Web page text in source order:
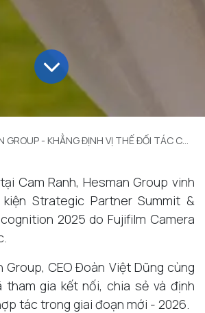
- KHẲNG ĐỊNH VỊ THẾ ĐỐI TÁC CHIẾN LƯỢC TẠI STRATEGIC PARTNER SUMMIT 2026
Cam Ranh, Hesman Group vinh
Strategic Partner Summit &
2025 do Fujifilm Camera
Group, CEO Đoàn Việt Dũng cùng
tham gia kết nối, chia sẻ và định
tác trong giai đoạn mới - 2026.